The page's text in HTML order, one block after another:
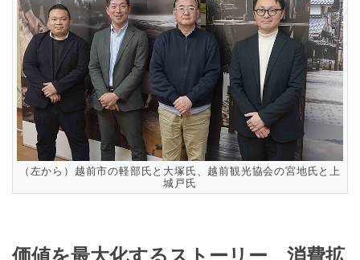
（左から）越前市の軽部氏と大塚氏、越前観光協会の宮地氏と上
城戸氏
価値を最大化するストーリー、消費拡